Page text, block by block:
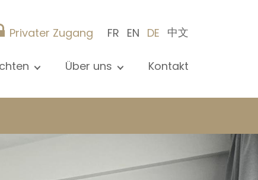
Privater Zugang FR EN DE 中文
Über uns
Karriere
Kontakt